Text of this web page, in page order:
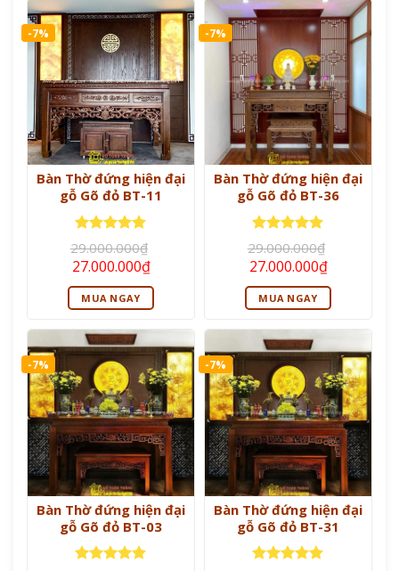
-7%
Bàn Thờ đứng hiện đại
gỗ Gõ đỏ BT-11
Được xếp
hạng55
sao
29.000.000₫
Giá
gốc
là:
29.000.000₫.
27.000.000₫Giá
hiện
tại
là:
27.000.000₫.
MUA NGAY
-7%
Bàn Thờ đứng hiện đại
gỗ Gõ đỏ BT-36
Được xếp
hạng55
sao
29.000.000₫
Giá
gốc
là:
29.000.000₫.
27.000.000₫Giá
hiện
tại
là:
MUA NGAY
-7%
Bàn Thờ đứng hiện đại
gỗ Gõ đỏ BT-03
-7%
Bàn Thờ đứng hiện đại
gỗ Gõ đỏ BT-31